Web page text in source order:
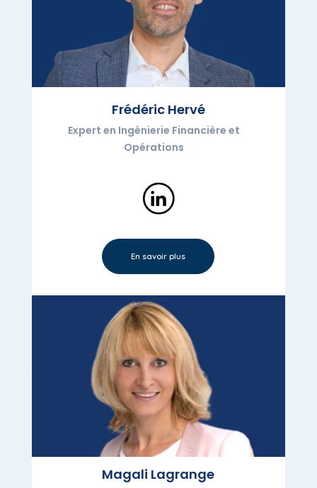
Frédéric Hervé
Expert en Ingénierie Financière et
Opérations
En savoir plus
Magali Lagrange